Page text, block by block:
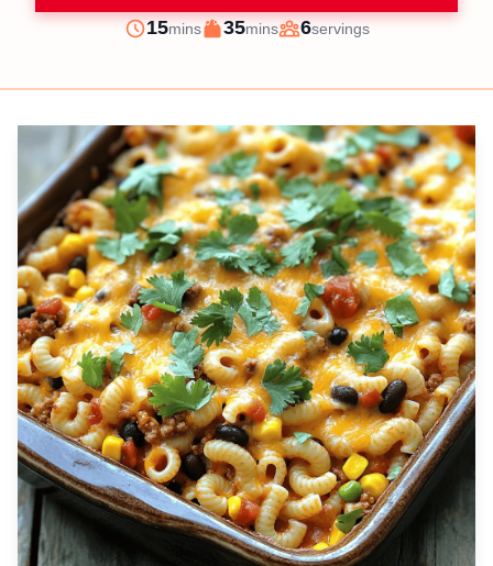
Prep
15minutes
mins
Cook
35minutes
mins
Servings
6servings